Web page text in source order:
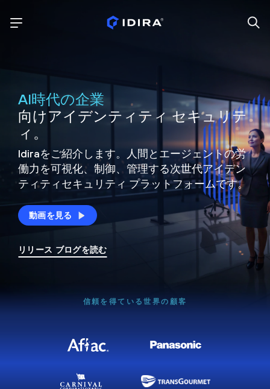
AI時代の企業
向けアイデンティティ セキュリテ
ィ。
Idiraをご紹介します。人間とエージェントの労
働力を可視化、制御、 管理する次世代アイデン
ティティセキュリティ プラットフォームです。
動画を見る
リリース ブログを読む
信頼を得ている世界の顧客